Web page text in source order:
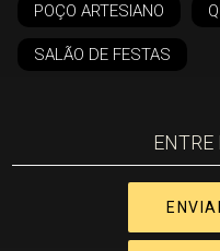
POÇO ARTESIANO
SALÃO DE FESTAS
ENTRE